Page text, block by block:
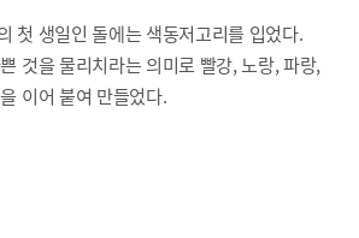
첫 생일인 돌에는 색동저고리를 입었다.
것을 물리치라는 의미로 빨강, 노랑, 파랑,
이어 붙여 만들었다.